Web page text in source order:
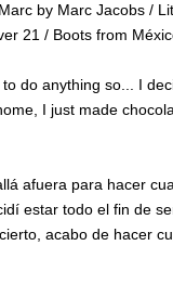
by Marc Jacobs /
21 / Boots from
do anything so... I
I just made
afuera para hacer
estar todo el fin de
acabo de hacer